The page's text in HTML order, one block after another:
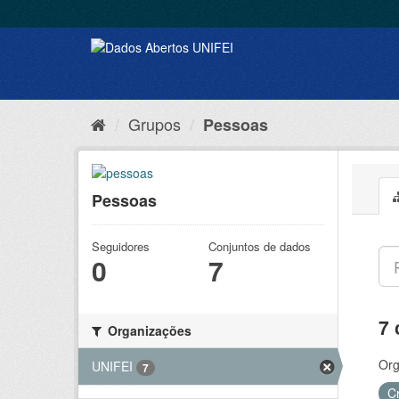
Grupos Pessoas
Pessoas
Seguidores
0
Conjuntos de dados
7
Organizações
UNIFEI
7
7